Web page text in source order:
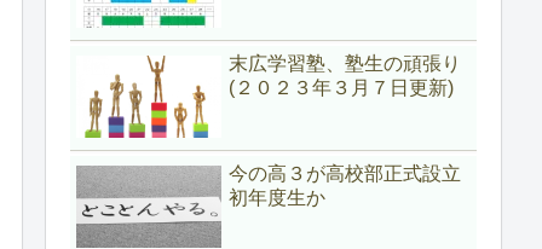
末広学習塾、塾生の頑張り
(２０２３年３月７日更新)
今の高３が高校部正式設立
初年度生か